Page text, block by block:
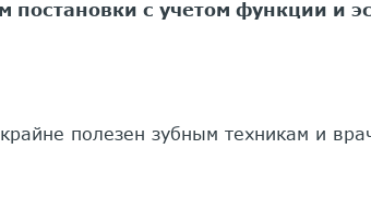
постановки с учетом функции и
полезен зубным техникам и